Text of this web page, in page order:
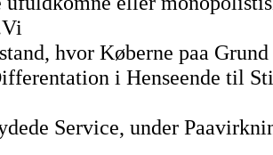
hvor Køberne paa Grund
i Henseende til
Service, under